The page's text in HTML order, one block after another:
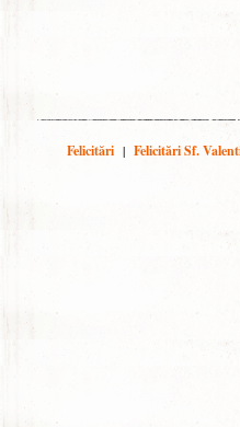
Felicitări | Felicitări Sf.